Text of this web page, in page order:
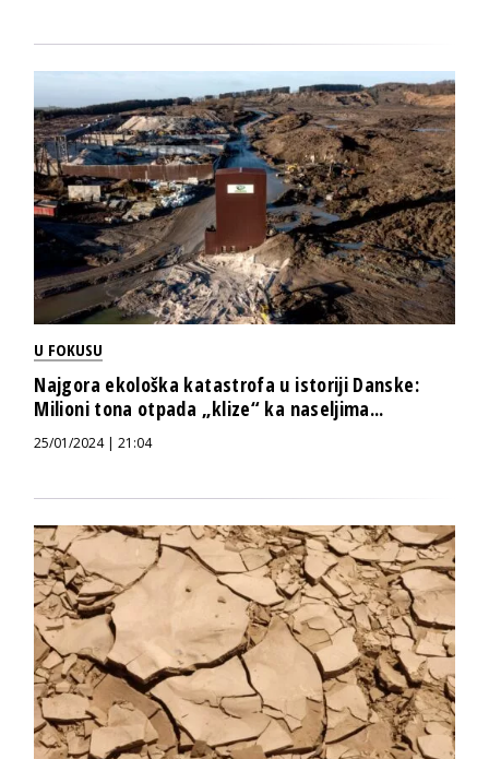
U FOKUSU
Najgora ekološka katastrofa u istoriji Danske:
Milioni tona otpada „klize“ ka naseljima...
25/01/2024 | 21:04